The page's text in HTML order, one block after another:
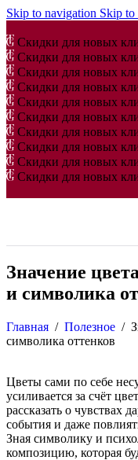
Skip to navigation Skip to
Скидки для новых
Скидки для новых
Скидки для новых
Скидки для новых
Скидки для новых
Скидки для новых
Скидки для новых
Скидки для новых
Скидки для новых
Скидки для новых
Значение
и символика
Главная / Полезное /
символика оттенков
Цветы сами по себе
усиливается за счёт
рассказать о чувствах
события и даже
Зная символику и
композицию, которая